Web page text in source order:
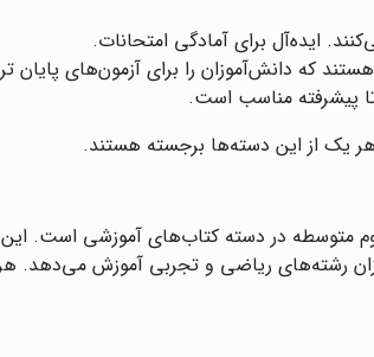
ایده‌آل برای آمادگی امتحانات.
که دانش‌آموزان را برای آزمون‌های پایان
پیشرفته مناسب است.
هر یک از این دسته‌ها برجسته هستند.
متوسطه در دسته کتاب‌های آموزشی است. این
رشته‌های ریاضی و تجربی آموزش